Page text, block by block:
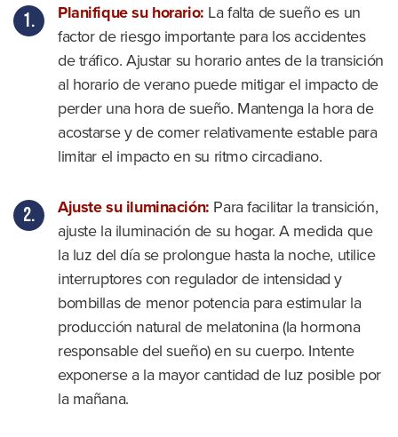
Planifique su horario: La falta de sueño es un
factor de riesgo importante para los accidentes
de tráfico. Ajustar su horario antes de la transición
al horario de verano puede mitigar el impacto de
perder una hora de sueño. Mantenga la hora de
acostarse y de comer relativamente estable para
limitar el impacto en su ritmo circadiano.
Ajuste su iluminación: Para facilitar la transición,
ajuste la iluminación de su hogar. A medida que
la luz del día se prolongue hasta la noche, utilice
interruptores con regulador de intensidad y
bombillas de menor potencia para estimular la
producción natural de melatonina (la hormona
responsable del sueño) en su cuerpo. Intente
exponerse a la mayor cantidad de luz posible por
la mañana.